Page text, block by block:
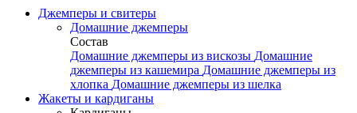
Джемперы и свитеры
Домашние джемперы
Состав
Домашние джемперы из вискозы Домашние
джемперы из кашемира Домашние джемперы из
хлопка Домашние джемперы из шелка
Жакеты и кардиганы